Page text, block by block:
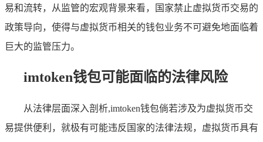
易和流转，从监管的宏观背景来看，国家禁止虚拟货币交易的
政策导向，使得与虚拟货币相关的钱包业务不可避免地面临着
巨大的监管压力。
imtoken钱包可能面临的法律风险
从法律层面深入剖析,imtoken钱包倘若涉及为虚拟货币交
易提供便利，就极有可能违反国家的法律法规，虚拟货币具有